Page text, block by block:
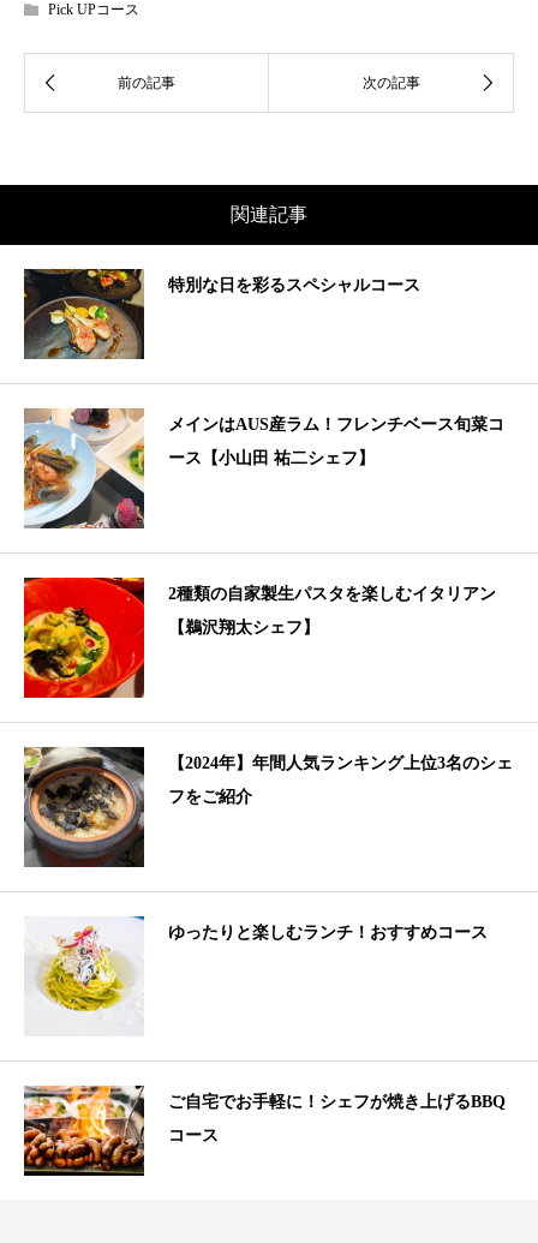
Pick UPコース
関連記事
特別な日を彩るスペシャルコース
メインはAUS産ラム！フレンチベース旬菜コ
ース【小山田 祐二シェフ】
2種類の自家製生パスタを楽しむイタリアン
【鵜沢翔太シェフ】
【2024年】年間人気ランキング上位3名のシェ
フをご紹介
ゆったりと楽しむランチ！おすすめコース
ご自宅でお手軽に！シェフが焼き上げるBBQ
コース